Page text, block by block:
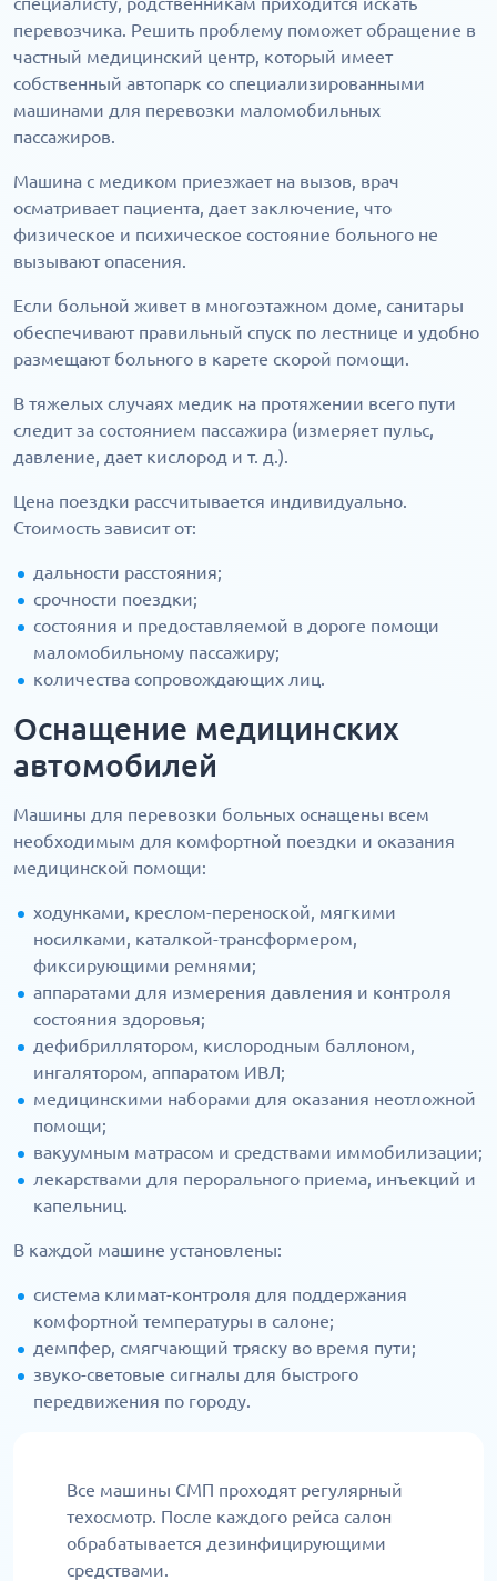
перевозчика. Решить проблему поможет обращение в
частный медицинский центр, который имеет
собственный автопарк со специализированными
машинами для перевозки маломобильных
пассажиров.
Машина с медиком приезжает на вызов, врач
осматривает пациента, дает заключение, что
физическое и психическое состояние больного не
вызывают опасения.
Если больной живет в многоэтажном доме, санитары
обеспечивают правильный спуск по лестнице и удобно
размещают больного в карете скорой помощи.
В тяжелых случаях медик на протяжении всего пути
следит за состоянием пассажира (измеряет пульс,
давление, дает кислород и т. д.).
Цена поездки рассчитывается индивидуально.
Стоимость зависит от:
дальности расстояния;
срочности поездки;
состояния и предоставляемой в дороге помощи
маломобильному пассажиру;
количества сопровождающих лиц.
Оснащение медицинских
автомобилей
Машины для перевозки больных оснащены всем
необходимым для комфортной поездки и оказания
медицинской помощи:
ходунками, креслом-переноской, мягкими
носилками, каталкой-трансформером,
фиксирующими ремнями;
аппаратами для измерения давления и контроля
состояния здоровья;
дефибриллятором, кислородным баллоном,
ингалятором, аппаратом ИВЛ;
медицинскими наборами для оказания неотложной
помощи;
вакуумным матрасом и средствами иммобилизации;
лекарствами для перорального приема, инъекций и
капельниц.
В каждой машине установлены:
система климат-контроля для поддержания
комфортной температуры в салоне;
демпфер, смягчающий тряску во время пути;
звуко-световые сигналы для быстрого
передвижения по городу.
Все машины СМП проходят регулярный
техосмотр. После каждого рейса салон
обрабатывается дезинфицирующими
средствами.